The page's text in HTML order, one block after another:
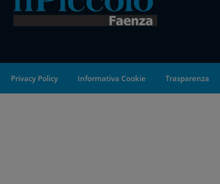
Privacy Policy Informativa Cookie Trasparenza